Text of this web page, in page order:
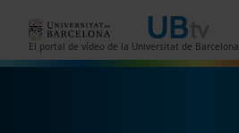
El portal de vídeo de la Universitat de Barcelona